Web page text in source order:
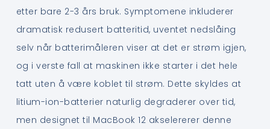
etter bare 2-3 års bruk. Symptomene inkluderer
dramatisk redusert batteritid, uventet nedslåing
selv når batterimåleren viser at det er strøm igjen,
og i verste fall at maskinen ikke starter i det hele
tatt uten å være koblet til strøm. Dette skyldes at
litium-ion-batterier naturlig degraderer over tid,
men designet til MacBook 12 akselererer denne